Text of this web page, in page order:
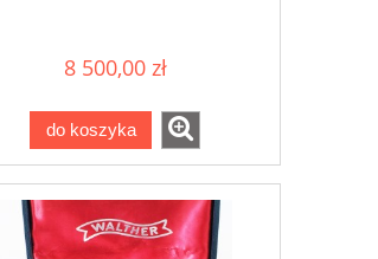
8 500,00 zł
do koszyka